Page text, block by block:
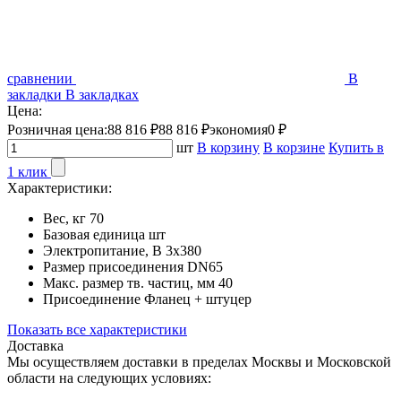
сравнении
В
закладки В закладках
Цена:
Розничная цена:88 816 ₽88 816 ₽экономия0 ₽
шт В корзину В корзине Купить в
1 клик
Характеристики:
Вес, кг 70
Базовая единица шт
Электропитание, В 3х380
Размер присоединения DN65
Макс. размер тв. частиц, мм 40
Присоединение Фланец + штуцер
Показать все характеристики
Доставка
Мы осуществляем доставки в пределах Москвы и Московской
области на следующих условиях: